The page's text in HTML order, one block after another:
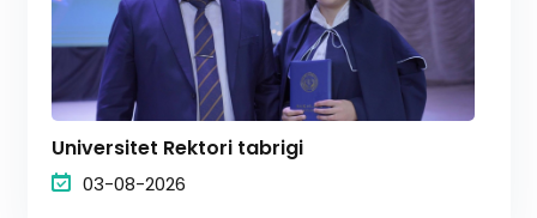
Universitet Rektori tabrigi
03-08-2026